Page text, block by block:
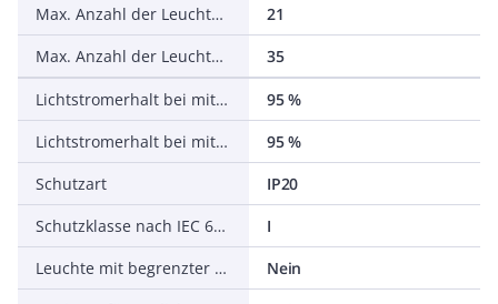
Max. Anzahl der Leuchten pro Leitungsschutzschalter B16
21
Max. Anzahl der Leuchten pro Leitungsschutzschalter C16
35
Lichtstromerhalt bei mittl. Nutzungsdauer 50.000 h bei 25 °C Umgebungstemp.
95 %
Lichtstromerhalt bei mittl. Nutzungsdauer 75.000 h bei 25 °C Umgebungstemp.
95 %
Schutzart
IP20
Schutzklasse nach IEC 61140
I
Leuchte mit begrenzter Oberflächentemperatur D-Zeichen nach EN 60598-2-24
Nein